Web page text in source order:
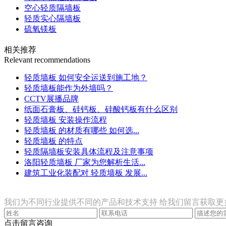
空心轻质隔墙板
轻质实心隔墙板
硫氧镁板
相关推荐
Relevant recommendations
轻质墙板 如何安全运送到施工地？
轻质墙板能作为外墙吗？
CCTV展播品牌
纸面石膏板、硅钙板、硅酸钙板有什么区别
轻质墙板 安装操作流程
轻质墙板 的材质有哪些 如何选...
轻质墙板 的特点
轻质隔墙板安装具体流程及注意事项
洛阳轻质墙板 厂家为您解析生活...
建筑工业化装配对 轻质墙板 发展...
我们为不同行业提供不同的产品和技术支持 给我们留言获取更
点击留言咨询